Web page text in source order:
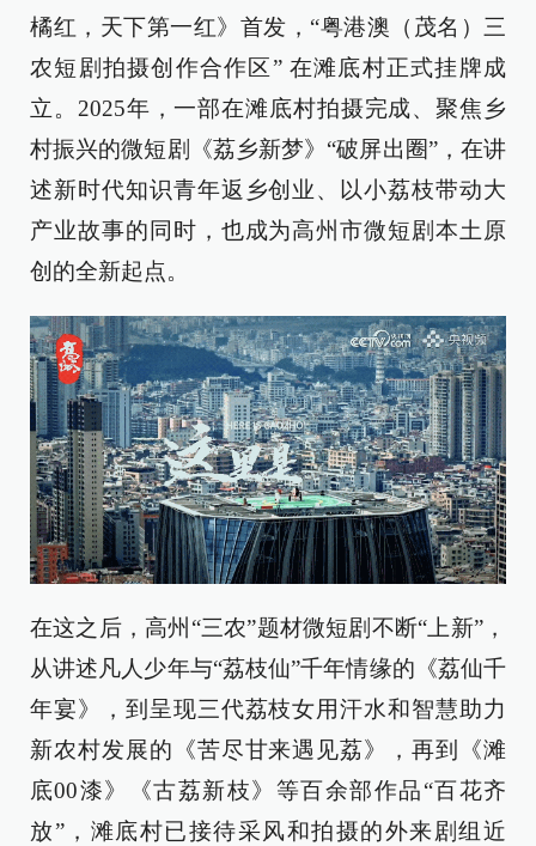
橘红，天下第一红》首发，“粤港澳（茂名）三
农短剧拍摄创作合作区” 在滩底村正式挂牌成
立。2025年，一部在滩底村拍摄完成、聚焦乡
村振兴的微短剧《荔乡新梦》“破屏出圈”，在讲
述新时代知识青年返乡创业、以小荔枝带动大
产业故事的同时，也成为高州市微短剧本土原
创的全新起点。
在这之后，高州“三农”题材微短剧不断“上新”，
从讲述凡人少年与“荔枝仙”千年情缘的《荔仙千
年宴》，到呈现三代荔枝女用汗水和智慧助力
新农村发展的《苦尽甘来遇见荔》，再到《滩
底00漆》《古荔新枝》等百余部作品“百花齐
放”，滩底村已接待采风和拍摄的外来剧组近